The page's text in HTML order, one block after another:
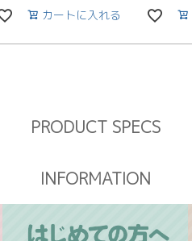
カートに入れる
PRODUCT SPECS
INFORMATION